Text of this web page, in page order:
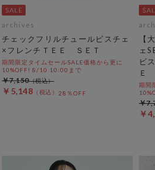
archives
チェックフリルチュールビスチェ
×フレンチＴＥＥ ＳＥＴ
期間限定タイムセールSALE価格から更に
10%OFF! 8/10 10:00まで
￥5,148 28％OFF
￥7,150
【
ェ
ビ
Ｅ
期間
￥
￥